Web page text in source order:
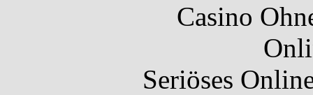
Casino
Seriöses